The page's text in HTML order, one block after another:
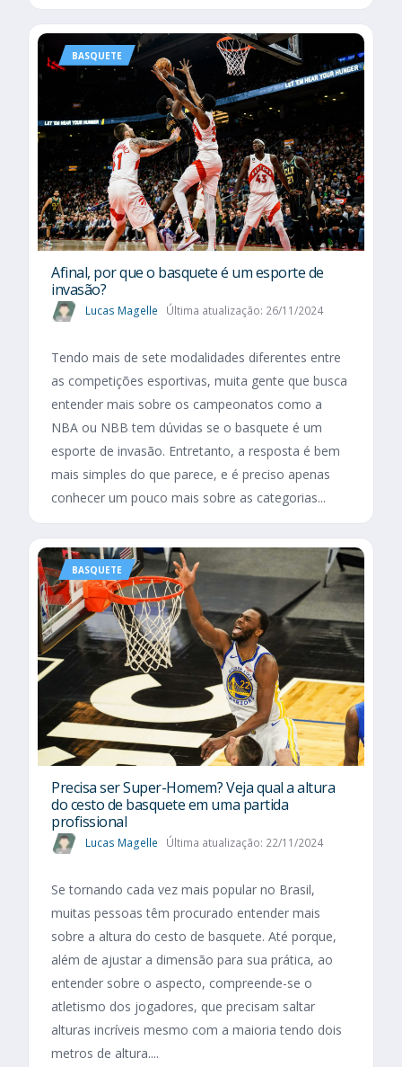
BASQUETE
Afinal, por que o basquete é um esporte de
invasão?
Lucas Magelle Última atualização: 26/11/2024
Tendo mais de sete modalidades diferentes entre
as competições esportivas, muita gente que busca
entender mais sobre os campeonatos como a
NBA ou NBB tem dúvidas se o basquete é um
esporte de invasão. Entretanto, a resposta é bem
mais simples do que parece, e é preciso apenas
conhecer um pouco mais sobre as categorias...
BASQUETE
Precisa ser Super-Homem? Veja qual a altura
do cesto de basquete em uma partida
profissional
Lucas Magelle Última atualização: 22/11/2024
Se tornando cada vez mais popular no Brasil,
muitas pessoas têm procurado entender mais
sobre a altura do cesto de basquete. Até porque,
além de ajustar a dimensão para sua prática, ao
entender sobre o aspecto, compreende-se o
atletismo dos jogadores, que precisam saltar
alturas incríveis mesmo com a maioria tendo dois
metros de altura....